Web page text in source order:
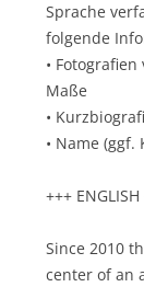
Sprache
folgende
•
Maße
•
• Name
+++
Since 2010
center of an